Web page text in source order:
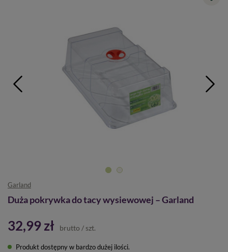
Garland
Duża pokrywka do tacy wysiewowej – Garland
32,99 zł brutto / szt.
Produkt dostępny w bardzo dużej ilości